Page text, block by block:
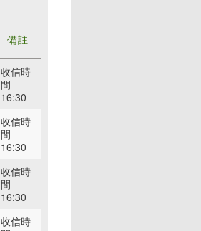
備註
收信時
間
16:30
收信時
間
16:30
收信時
間
16:30
收信時